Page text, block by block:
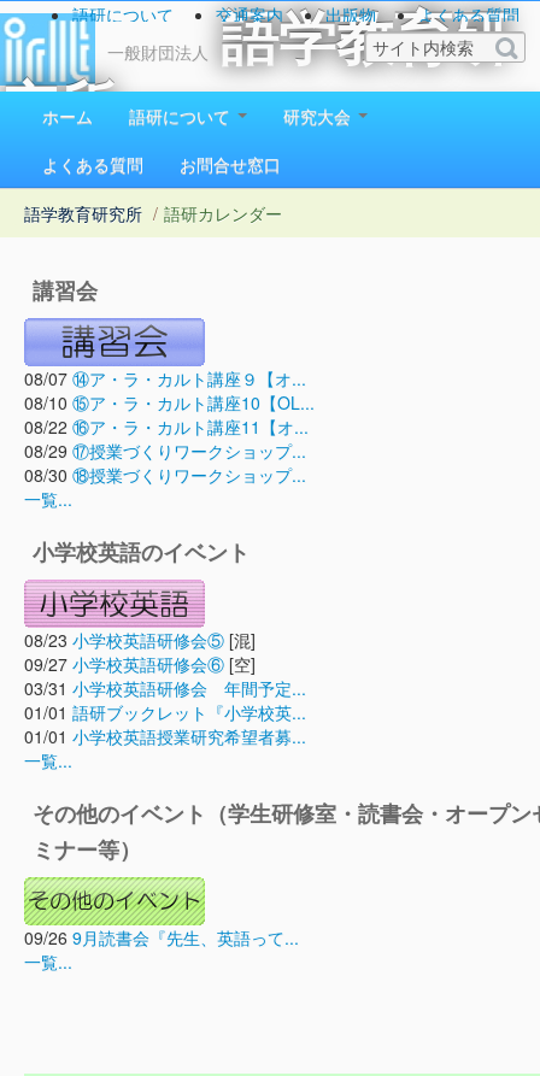
一般財団法人
語学教育研
究所
1923（大正12）年創立
語研について 交通案内 出版物
よくある質問
お問い合わせ
ホーム 語研について
研究大会
よくある質問
お問合せ窓口
語学教育研究所 / 語研カレンダー
講習会
08/07 ⑭ア・ラ・カルト講座９【オ...
08/10 ⑮ア・ラ・カルト講座10【OL...
08/22 ⑯ア・ラ・カルト講座11【オ...
08/29 ⑰授業づくりワークショップ...
08/30 ⑱授業づくりワークショップ...
一覧...
小学校英語のイベント
08/23 小学校英語研修会⑤ [混]
09/27 小学校英語研修会⑥ [空]
03/31 小学校英語研修会 年間予定...
01/01 語研ブックレット『小学校英...
01/01 小学校英語授業研究希望者募...
一覧...
その他のイベント（学生研修室・読書会・オープン
ミナー等）
09/26 9月読書会『先生、英語って...
一覧...